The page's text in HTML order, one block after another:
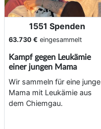
1551 Spenden
63.730 € eingesammelt
Kampf gegen Leukämie
einer jungen Mama
Wir sammeln für eine junge
Mama mit Leukämie aus
dem Chiemgau.